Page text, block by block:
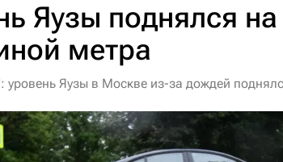
Яузы поднялся на
метра
уровень Яузы в Москве из-за дождей